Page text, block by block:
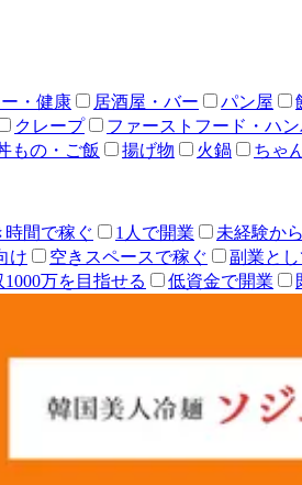
・健康 居酒屋・バー パン屋
クレープ ファーストフード・ハ
もの・ご飯 揚げ物 火鍋 ちゃ
時間で稼ぐ 1人で開業 未経験か
け 空きスペースで稼ぐ 副業と
1000万を目指せる 低資金で開業